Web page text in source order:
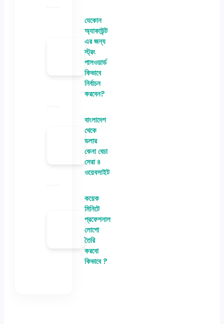
যেকোন
অ্যাকাউন্ট
এর জন্য
স্ট্রং
পাসওয়ার্ড
কিভাবে
নির্বাচন
করবেন?
বাংলাদেশ
থেকে
ডলার
কেনা বেচা
সেরা ৪
ওয়েবসাইট
কয়েক
মিনিটে
প্রফেশনাল
লোগো
তৈরি
করবো
কিভাবে ?